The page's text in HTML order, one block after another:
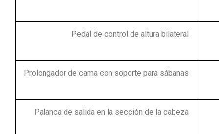
Pedal de control de altura bilateral
Prolongador de cama con soporte para sábanas
Palanca de salida en la sección de la cabeza